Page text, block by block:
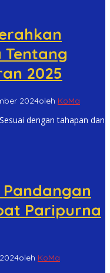
Tentang
2025
2024oleh KoMa
dengan tahapan dan
Paripurna
oleh KoMa